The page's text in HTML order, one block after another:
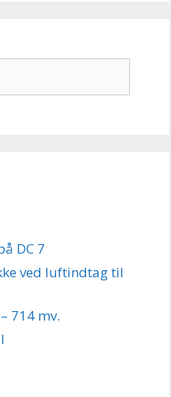
DC 7
ved luftindtag til
714 mv.